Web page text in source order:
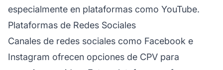
especialmente en plataformas como YouTube.
Plataformas de Redes Sociales
Canales de redes sociales como Facebook e
Instagram ofrecen opciones de CPV para